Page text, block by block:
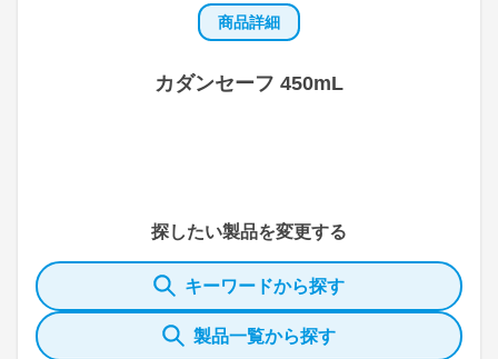
商品詳細
カダンセーフ 450mL
探したい製品を変更する
キーワードから探す
製品一覧から探す